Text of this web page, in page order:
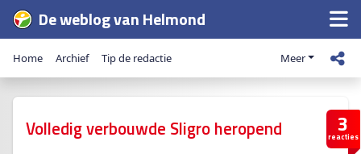
De weblog van Helmond
Home Archief Tip de redactie Meer
3
reacties
Volledig verbouwde Sligro heropend